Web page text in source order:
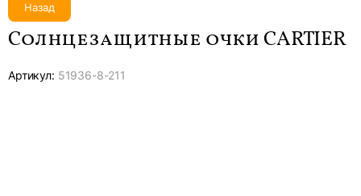
Назад
Солнцезащитные очки CARTIER
Артикул: 51936-8-211